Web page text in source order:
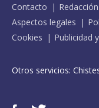
Contacto Redacción
Aspectos legales
Cookies
Publicidad
Otros servicios: